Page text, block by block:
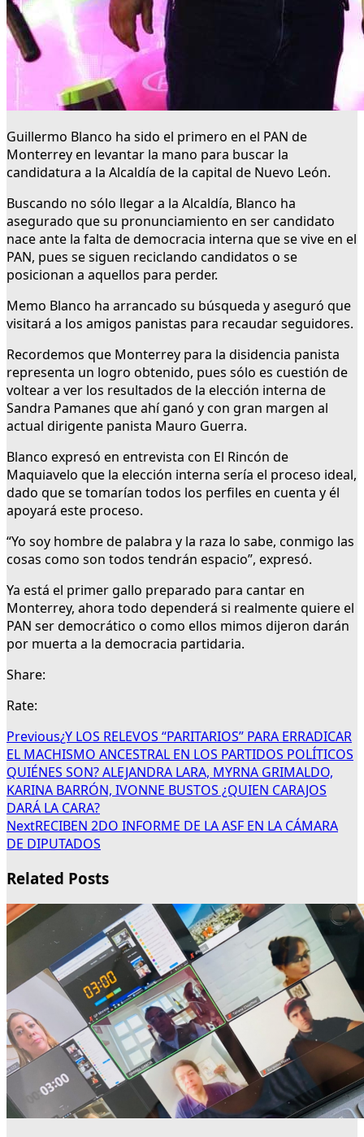
Guillermo Blanco ha sido el primero en el PAN de
Monterrey en levantar la mano para buscar la
candidatura a la Alcaldía de la capital de Nuevo León.
Buscando no sólo llegar a la Alcaldía, Blanco ha
asegurado que su pronunciamiento en ser candidato
nace ante la falta de democracia interna que se vive en el
PAN, pues se siguen reciclando candidatos o se
posicionan a aquellos para perder.
Memo Blanco ha arrancado su búsqueda y aseguró que
visitará a los amigos panistas para recaudar seguidores.
Recordemos que Monterrey para la disidencia panista
representa un logro obtenido, pues sólo es cuestión de
voltear a ver los resultados de la elección interna de
Sandra Pamanes que ahí ganó y con gran margen al
actual dirigente panista Mauro Guerra.
Blanco expresó en entrevista con El Rincón de
Maquiavelo que la elección interna sería el proceso ideal,
dado que se tomarían todos los perfiles en cuenta y él
apoyará este proceso.
“Yo soy hombre de palabra y la raza lo sabe, conmigo las
cosas como son todos tendrán espacio”, expresó.
Ya está el primer gallo preparado para cantar en
Monterrey, ahora todo dependerá si realmente quiere el
PAN ser democrático o como ellos mimos dijeron darán
por muerta a la democracia partidaria.
Share:
Rate:
Previous¿Y LOS RELEVOS “PARITARIOS” PARA ERRADICAR
EL MACHISMO ANCESTRAL EN LOS PARTIDOS POLÍTICOS
QUIÉNES SON? ALEJANDRA LARA, MYRNA GRIMALDO,
KARINA BARRÓN, IVONNE BUSTOS ¿QUIEN CARAJOS
DARÁ LA CARA?
NextRECIBEN 2DO INFORME DE LA ASF EN LA CÁMARA
DE DIPUTADOS
Related Posts